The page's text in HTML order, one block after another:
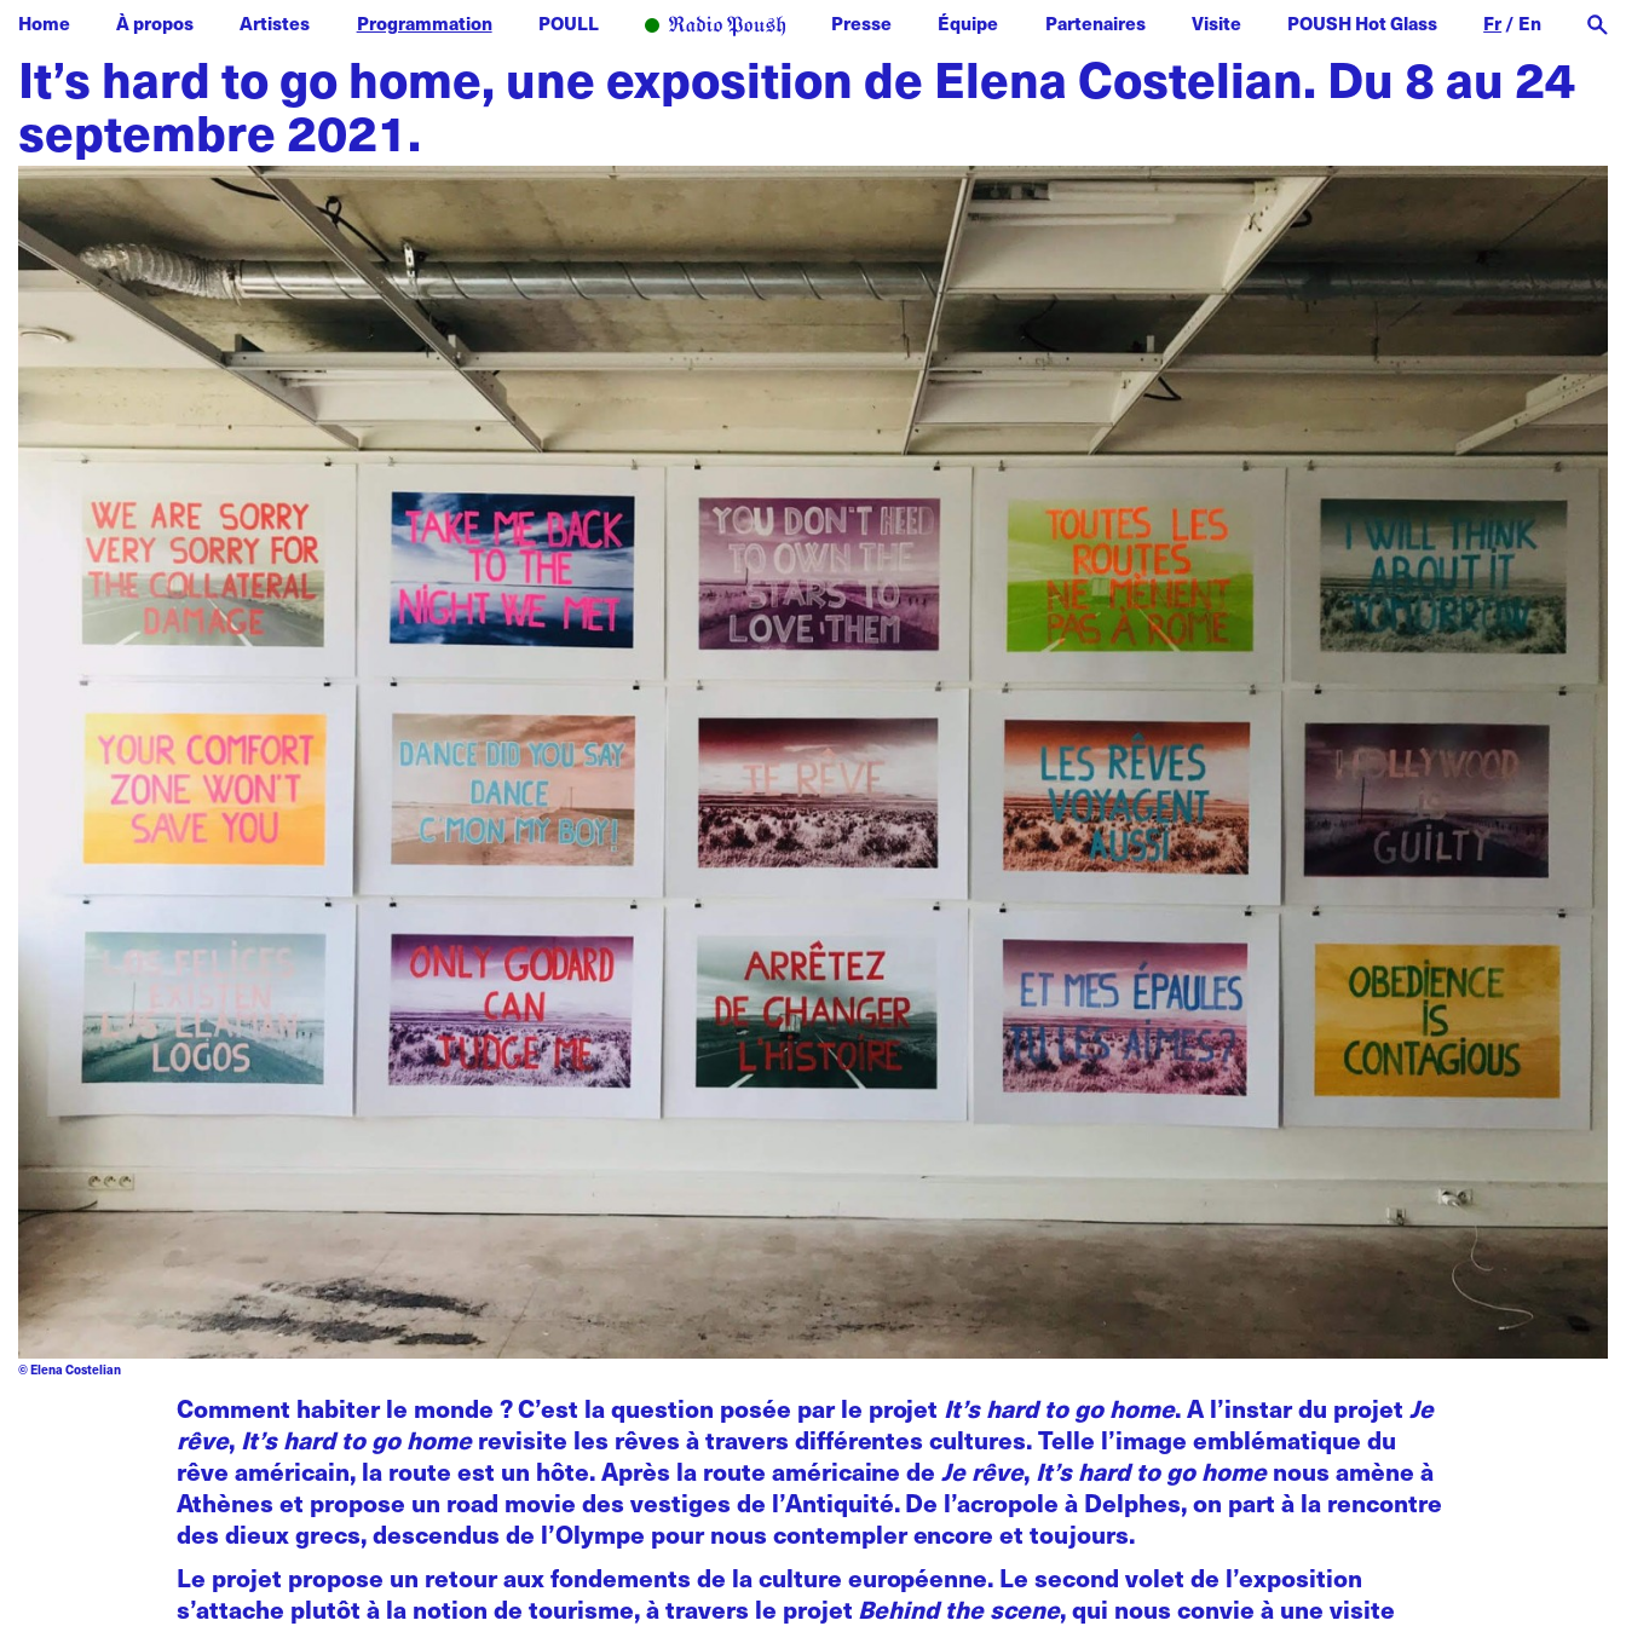
Home À propos Artistes Programmation POULL Presse Équipe Partenaires Visite POUSH Hot Glass Fr/ En
It’s hard to go home, une exposition de Elena Costelian. Du 8 au 24
septembre 2021.
© Elena Costelian
Comment habiter le monde ? C’est la question posée par le projet It’s hard to go home. A l’instar du projet Je
rêve, It’s hard to go homerevisite les rêves à travers différentes cultures. Telle l’image emblématique du
rêve américain, la route est un hôte. Après la route américaine deJe rêve, It’s hard to go homenous amène à
Athènes et propose un road movie des vestiges de l’Antiquité. De l’acropole à Delphes, on part à la rencontre
des dieux grecs, descendus de l’Olympe pour nous contempler encore et toujours.
Le projet propose un retour aux fondements de la culture européenne. Le second volet de l’exposition
s’attache plutôt à la notion de tourisme, à travers le projet Behind the scene, qui nous convie à une visite